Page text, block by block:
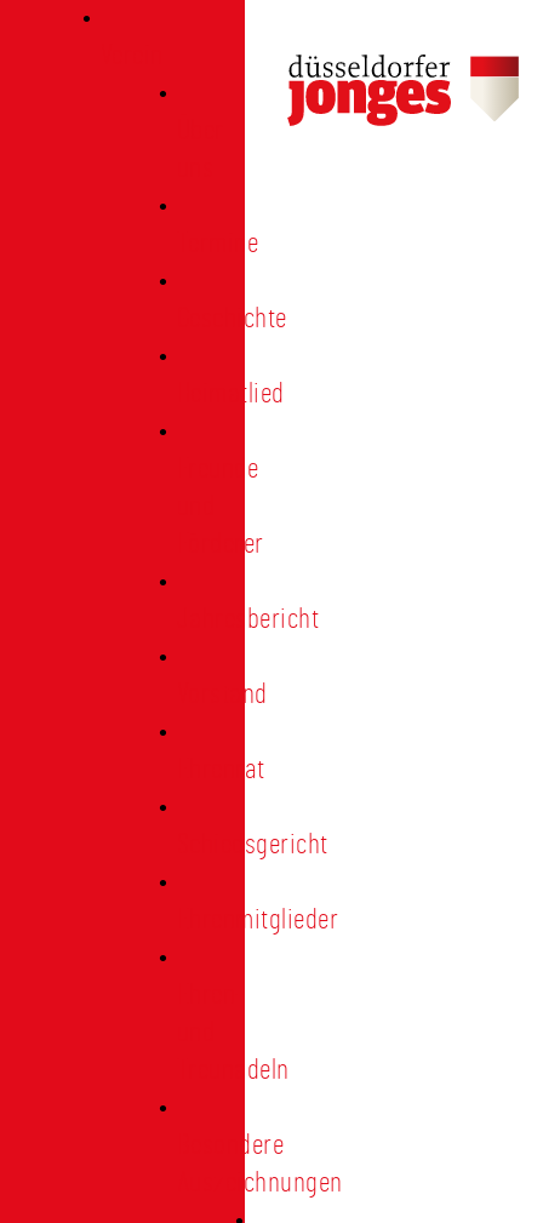
Termine
Geschichte
Heimatlied
Freunde
Förderer
Jahresbericht
Vorstand
Ehrenrat
Schiedsgericht
Ehrenmitglieder
Treunadeln
Besondere
Auszeichnungen